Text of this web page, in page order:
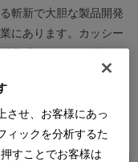
斬新で大胆な製品開発
にあります。カッシー
足感をもたらし続けま
させ、お客様にあっ
ィックを分析するた
すことでお客様は